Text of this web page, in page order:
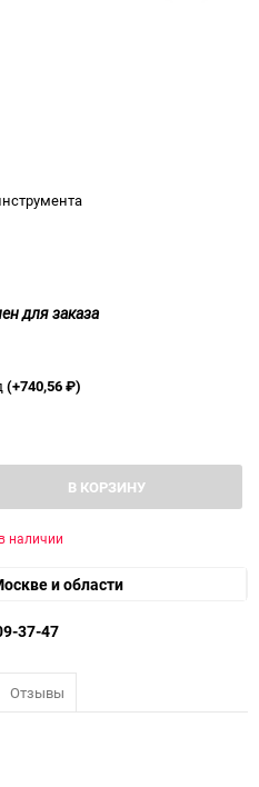
для заказа
(+740,56₽)
В КОРЗИНУ
наличии
и области
37-47
Отзывы